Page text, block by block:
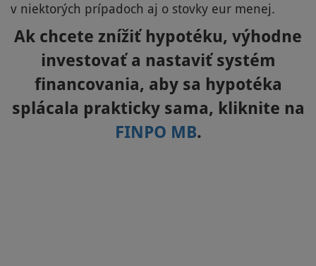
v niektorých prípadoch aj o stovky eur menej.
Ak chcete znížiť hypotéku, výhodne
investovať a nastaviť systém
financovania, aby sa hypotéka
splácala prakticky sama, kliknite na
FINPO MB.